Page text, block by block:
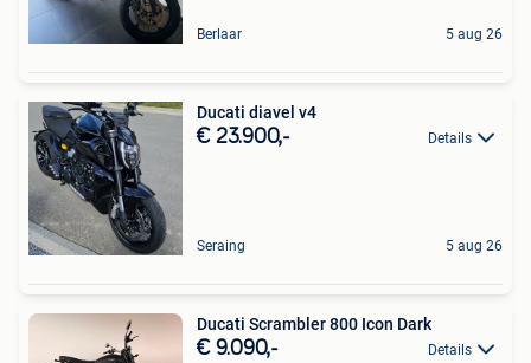
Berlaar 5 aug 26
Ducati diavel v4
€ 23.900,- Details
Seraing 5 aug 26
Ducati Scrambler 800 Icon Dark
€ 9.090,- Details